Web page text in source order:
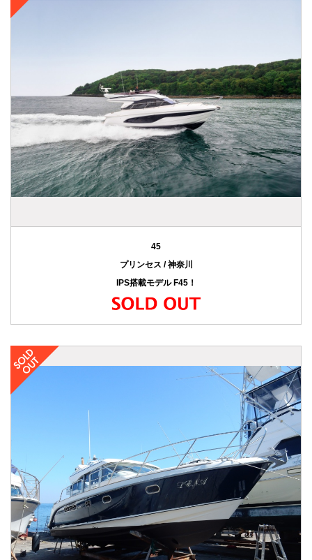
45
プリンセス / 神奈川
IPS搭載モデル F45！